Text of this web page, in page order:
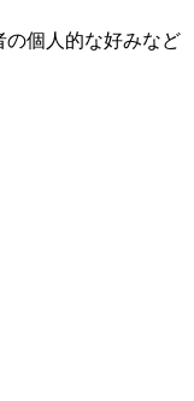
の個人的な好みなど